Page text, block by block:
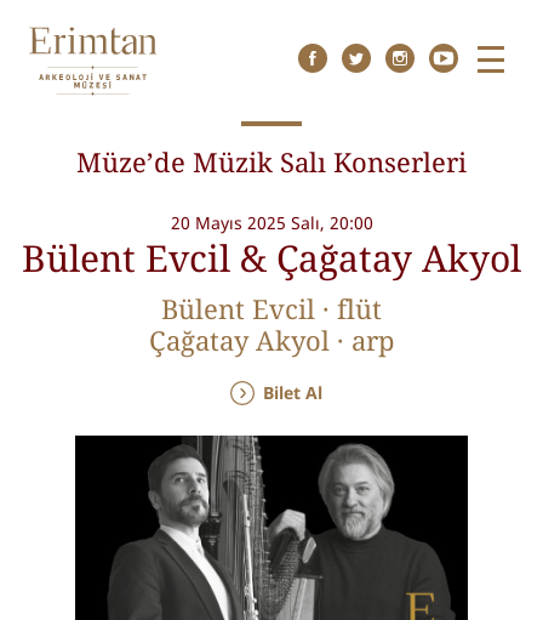
Menu
Müze’de Müzik Salı Konserleri
20 Mayıs 2025 Salı, 20:00
Bülent Evcil & Çağatay Akyol
Bülent Evcil · flüt
Çağatay Akyol · arp
Bilet Al